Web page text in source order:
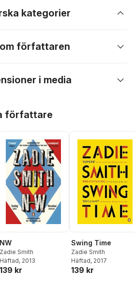
kategorier
författaren
i media
författare
röster:
NW
Zadie Smith
Häftad, 2013
139 kr
Swing Time
Zadie Smith
Häftad, 2017
139 kr